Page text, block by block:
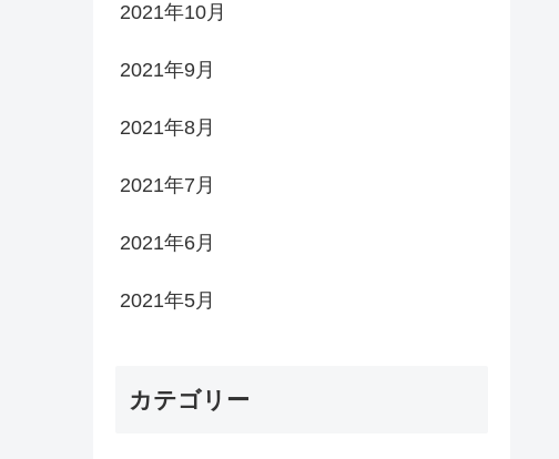
2021年10月
2021年9月
2021年8月
2021年7月
2021年6月
2021年5月
カテゴリー